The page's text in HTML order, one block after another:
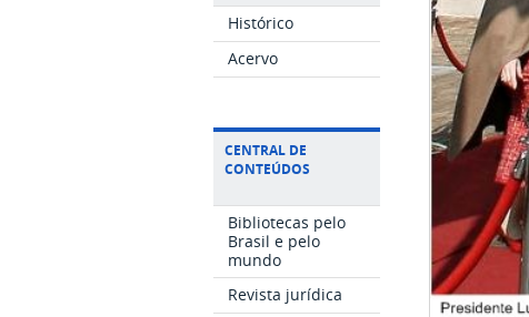
Histórico
Acervo
CENTRAL DE
CONTEÚDOS
Bibliotecas pelo
Brasil e pelo
mundo
Revista jurídica